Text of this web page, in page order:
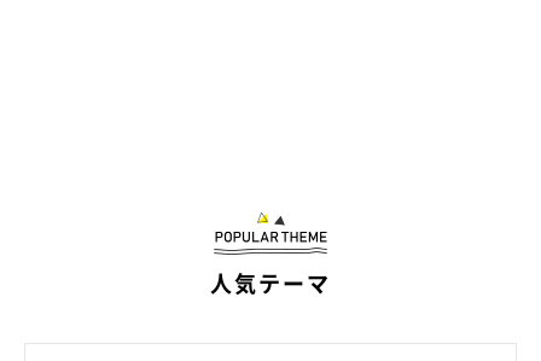
子。やきのりくんに“シャーシャー”言われているそうですが、度
人気テーマ